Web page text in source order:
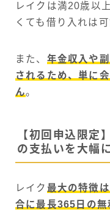
レイクは満20歳以
くても借り入れは可
また、 年金収入や
されるため、単に
ん。
【初回申込限定
の支払いを大幅
レイク 最大の特徴
合に最長365日の無